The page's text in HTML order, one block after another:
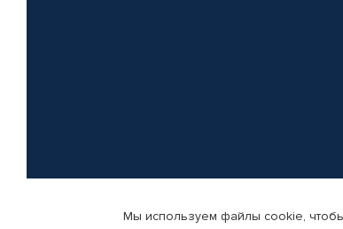
© КАМАЗ ЦЕНТР ДОНЕЦК, 2015-2026. Все права
Мы используем файлы cookie,